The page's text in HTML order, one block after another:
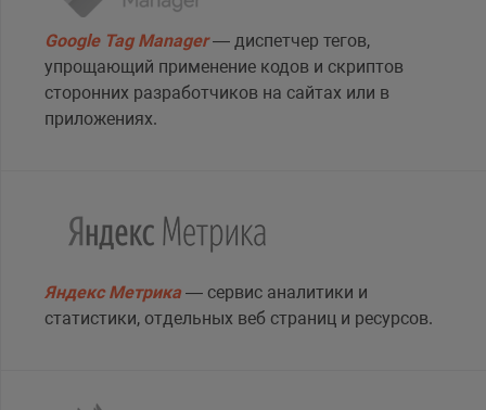
Google Tag Manager— диспетчер тегов,
упрощающий применение кодов и скриптов
сторонних разработчиков на сайтах или в
приложениях.
Яндекс Метрика — сервис аналитики и
статистики, отдельных веб страниц и ресурсов.